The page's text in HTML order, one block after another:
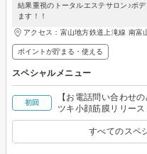
結果重視のトータルエステサロン♪ボ
ます！！
アクセス：富山地方鉄道上滝線 南富
ポイントが貯まる・使える
スペシャルメニュー
初回
【お電話問い合わせ
ツキ小顔筋膜リリー
すべてのスペ